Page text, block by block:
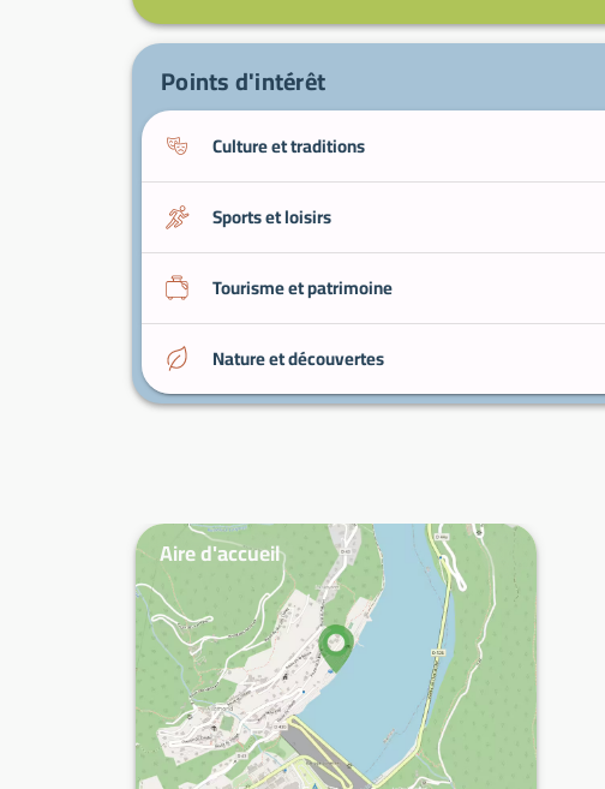
Points d'intérêt
Culture et traditions
Sports et loisirs
Tourisme et patrimoine
Nature et découvertes
Aire d'accueil